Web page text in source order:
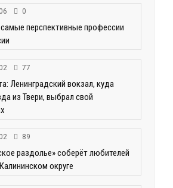
0
перспективные профессии
77
Ленинградский вокзал, куда
из Твери, выбрал свой
89
раздолье» соберёт любителей
округе